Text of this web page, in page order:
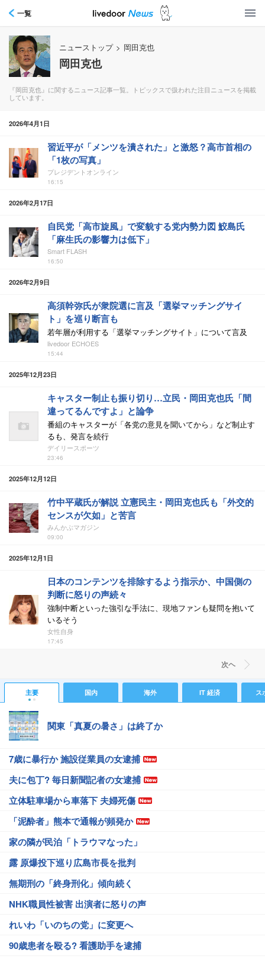
一覧
ニューストップ > 岡田克也
岡田克也
『岡田克也』に関するニュース記事一覧。トピックスで扱われた注目ニュースを掲載
しています。
2026年4月1日
習近平が「メンツを潰された」と激怒？高市首相の
「1枚の写真」
プレジデントオンライン
16:15
2026年2月17日
自民党「高市旋風」で変貌する党内勢力図 鮫島氏
「麻生氏の影響力は低下」
Smart FLASH
16:50
2026年2月9日
高須幹弥氏が衆院選に言及「選挙マッチングサイ
ト」を巡り断言も
若年層が利用する「選挙マッチングサイト」について言及
livedoor ECHOES
15:44
2025年12月23日
キャスター制止も振り切り…立民・岡田克也氏「間
違ってるんですよ」と論争
番組のキャスターが「各党の意見を聞いてから」など制止す
るも、発言を続行
デイリースポーツ
23:46
2025年12月12日
竹中平蔵氏が解説 立憲民主・岡田克也氏も「外交的
センスが欠如」と苦言
みんかぶマガジン
09:00
2025年12月1日
日本のコンテンツを排除するよう指示か、中国側の
判断に怒りの声続々
強制中断といった強引な手法に、現地ファンも疑問を抱いて
いるそう
女性自身
17:45
次ヘ
主要 国内 海外 IT 経済 ス
関東「真夏の暑さ」は終了か
7歳に暴行か 施設従業員の女逮捕
夫に包丁? 毎日新聞記者の女逮捕
立体駐車場から車落下 夫婦死傷
「泥酔者」熊本で通報が頻発か
家の隣が民泊「トラウマなった」
露 原爆投下巡り広島市長を批判
無期刑の「終身刑化」傾向続く
NHK職員性被害 出演者に怒りの声
れいわ「いのちの党」に変更へ
90歳患者を殴る? 看護助手を逮捕